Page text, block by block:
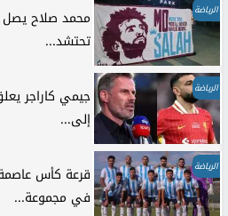
الرياضة
محمد صلاح يصل
تحتشد...
الرياضة
جيمي كاراجر
إلى...
الرياضة
في مجموعة...